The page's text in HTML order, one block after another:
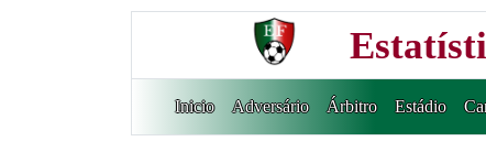
Inicio Adversário Árbitro Estádio